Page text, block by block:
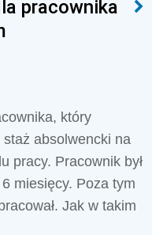
pracownika
który
staż absolwencki na
pracy. Pracownik był
miesięcy. Poza tym
Jak w takim